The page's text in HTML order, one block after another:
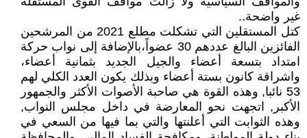
غير واضحة..
كتل المستقلين التي تشكلت مطلع 2021 من المرشحين
الفائزين البالغ عددهم 30 ‏عضواً،بالإضافة إلى نواب حركة
امتداد بتسعة أعضاء والجيل الجديد بثمانية أعضاء،
واشراقة كانون بستة أعضاء وبذلك يكون العدد الكلي لهم
53 نائبا, وهذه القوة هي صاحبة الأصوات الأكثر والجمهور
الأكبر, اتجهت نحو المعارضة في داخل مجلس النواب,
وهذه الثوابت التي أعلنتها والتي بما فيها من السعي في